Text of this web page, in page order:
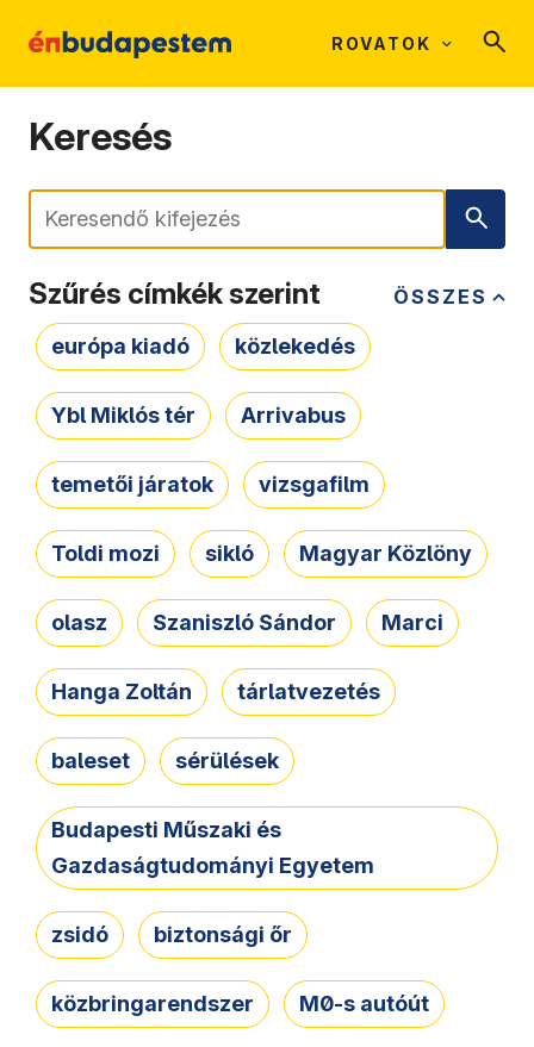
ROVATOK
Keresés
Keresés
ÖSSZES
Szűrés címkék szerint
európa kiadó közlekedés
Ybl Miklós tér Arrivabus
temetői járatok vizsgafilm
Toldi mozi sikló Magyar Közlöny
olasz Szaniszló Sándor Marci
Hanga Zoltán tárlatvezetés
baleset sérülések
Budapesti Műszaki és
Gazdaságtudományi Egyetem
zsidó biztonsági őr
közbringarendszer M0-s autóút